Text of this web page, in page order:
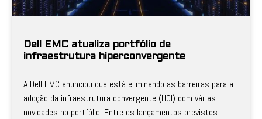
Dell EMC atualiza portfólio de
infraestrutura hiperconvergente
A Dell EMC anunciou que está eliminando as barreiras para a
adoção da infraestrutura convergente (HCI) com várias
novidades no portfólio. Entre os lançamentos previstos